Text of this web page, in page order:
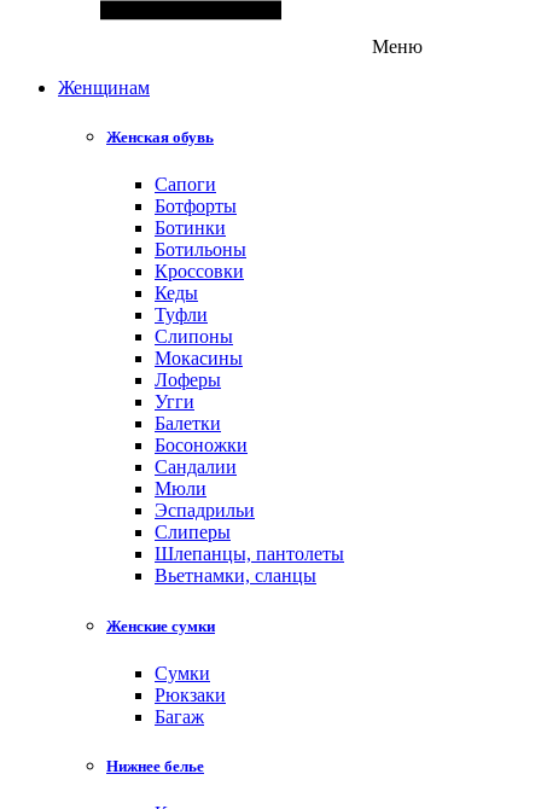
Меню
Женщинам
Женская обувь
Сапоги
Ботфорты
Ботинки
Ботильоны
Кроссовки
Кеды
Туфли
Слипоны
Мокасины
Лоферы
Угги
Балетки
Босоножки
Сандалии
Мюли
Эспадрильи
Слиперы
Шлепанцы, пантолеты
Вьетнамки, сланцы
Женские сумки
Cумки
Рюкзаки
Багаж
Нижнее белье